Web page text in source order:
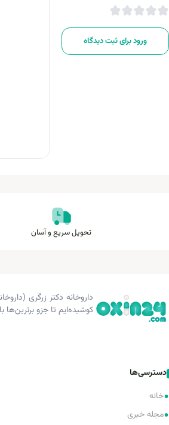
ورود برای ثبت دیدگاه
تحویل سریع و آسان
کوشیده‌ایم تا جزو برترین‌ها
دسترسی‌ها
•خانه
•مجله خبری